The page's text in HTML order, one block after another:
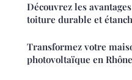
Découvrez les
toiture durable et
Transformez votre
photovoltaïque en